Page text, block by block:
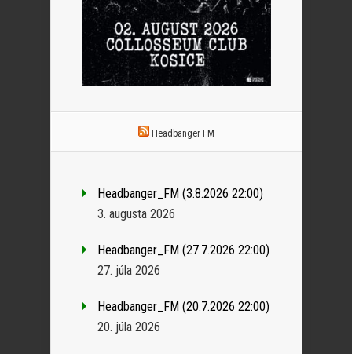
Headbanger FM
Headbanger_FM (3.8.2026 22:00)
3. augusta 2026
Headbanger_FM (27.7.2026 22:00)
27. júla 2026
Headbanger_FM (20.7.2026 22:00)
20. júla 2026